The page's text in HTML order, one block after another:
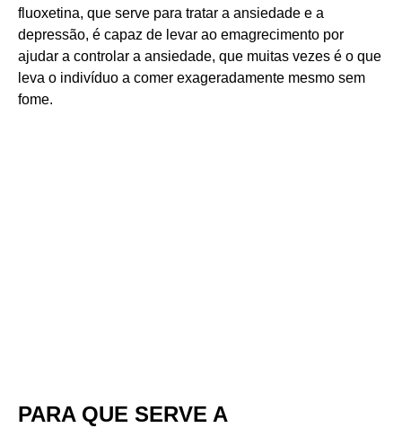
fluoxetina, que serve para tratar a ansiedade e a
depressão, é capaz de levar ao emagrecimento por
ajudar a controlar a ansiedade, que muitas vezes é o que
leva o indivíduo a comer exageradamente mesmo sem
fome.
PARA QUE SERVE A